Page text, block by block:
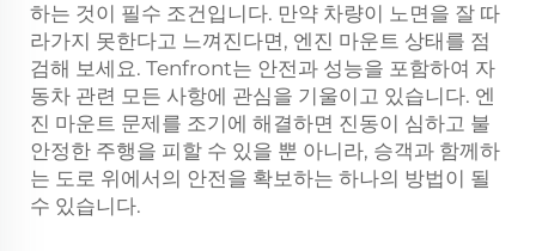
하는 것이 필수 조건입니다. 만약 차량이 노면을 잘 따
라가지 못한다고 느껴진다면, 엔진 마운트 상태를 점
검해 보세요. Tenfront는 안전과 성능을 포함하여 자
동차 관련 모든 사항에 관심을 기울이고 있습니다. 엔
진 마운트 문제를 조기에 해결하면 진동이 심하고 불
안정한 주행을 피할 수 있을 뿐 아니라, 승객과 함께하
는 도로 위에서의 안전을 확보하는 하나의 방법이 될
수 있습니다.